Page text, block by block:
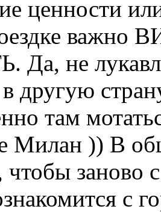
ценности
Да, не
в другую
там
Милан )) В
заново
с